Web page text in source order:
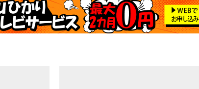
25:00
エムオン! ヒッツ
26:00